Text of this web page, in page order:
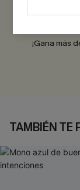
¡Gana más
TAMBIÉN TE